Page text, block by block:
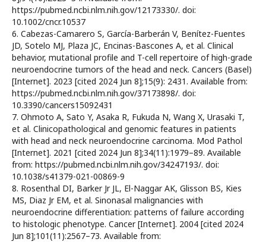
https://pubmed.ncbi.nlm.nih.gov/12173330/. doi:
10.1002/cncr.10537
6. Cabezas-Camarero S, García-Barberán V, Benítez-Fuentes
JD, Sotelo MJ, Plaza JC, Encinas-Bascones A, et al. Clinical
behavior, mutational profile and T-cell repertoire of high-grade
neuroendocrine tumors of the head and neck. Cancers (Basel)
[Internet]. 2023 [cited 2024 Jun 8];15(9): 2431. Available from:
https://pubmed.ncbi.nlm.nih.gov/37173898/. doi:
10.3390/cancers15092431
7. Ohmoto A, Sato Y, Asaka R, Fukuda N, Wang X, Urasaki T,
et al. Clinicopathological and genomic features in patients
with head and neck neuroendocrine carcinoma. Mod Pathol
[Internet]. 2021 [cited 2024 Jun 8];34(11):1979–89. Available
from: https://pubmed.ncbi.nlm.nih.gov/34247193/. doi:
10.1038/s41379-021-00869-9
8. Rosenthal DI, Barker Jr JL, El-Naggar AK, Glisson BS, Kies
MS, Diaz Jr EM, et al. Sinonasal malignancies with
neuroendocrine differentiation: patterns of failure according
to histologic phenotype. Cancer [Internet]. 2004 [cited 2024
Jun 8];101(11):2567–73. Available from: